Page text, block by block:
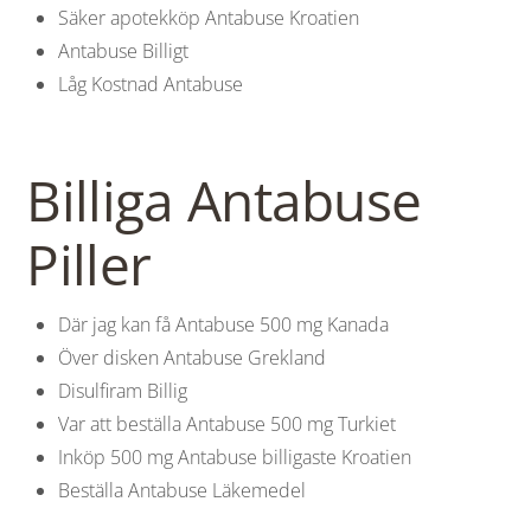
Säker apotekköp Antabuse Kroatien
Antabuse Billigt
Låg Kostnad Antabuse
Billiga Antabuse
Piller
Där jag kan få Antabuse 500 mg Kanada
Över disken Antabuse Grekland
Disulfiram Billig
Var att beställa Antabuse 500 mg Turkiet
Inköp 500 mg Antabuse billigaste Kroatien
Beställa Antabuse Läkemedel